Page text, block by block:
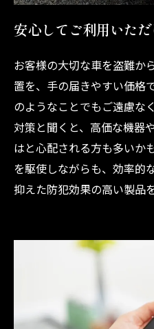
安心してご利用いた
お客様の大切な車を盗難か
置を、手の届きやすい価格
のようなことでもご遠慮な
対策と聞くと、高価な機器
はと心配される方も多いか
を駆使しながらも、効率的
抑えた防犯効果の高い製品